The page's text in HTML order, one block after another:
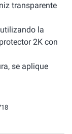
transparente
la
2K con
se aplique